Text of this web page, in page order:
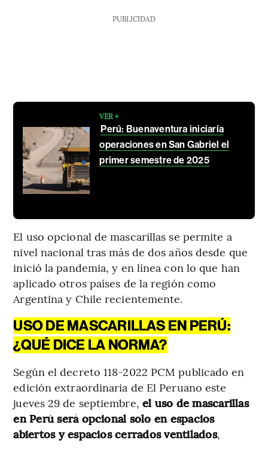
PUBLICIDAD
VER +
Perú: Buenaventura iniciaría
operaciones en San Gabriel el
primer semestre de 2025
El uso opcional de mascarillas se permite a
nivel nacional tras más de dos años desde que
inició la pandemia, y en línea con lo que han
aplicado otros países de la región como
Argentina y Chile recientemente.
USO DE MASCARILLAS EN PERÚ:
¿QUÉ DICE LA NORMA?
Según el decreto 118-2022 PCM publicado en
edición extraordinaria de El Peruano este
jueves 29 de septiembre, el uso de mascarillas
en Perú será opcional solo en espacios
abiertos y espacios cerrados ventilados,